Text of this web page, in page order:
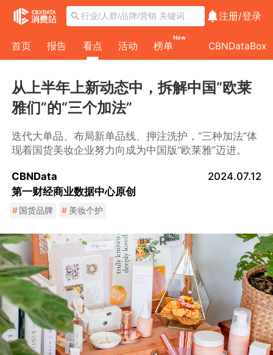
注册/登录
首页 报告 看点 活动 榜单
New
CBNDataBox
从上半年上新动态中，拆解中国“欧莱
雅们”的“三个加法”
迭代大单品、布局新单品线、押注洗护，“三种加法”体
现着国货美妆企业努力向成为中国版“欧莱雅”迈进。
CBNData
第一财经商业数据中心原创
2024.07.12
#国货品牌 # 美妆个护